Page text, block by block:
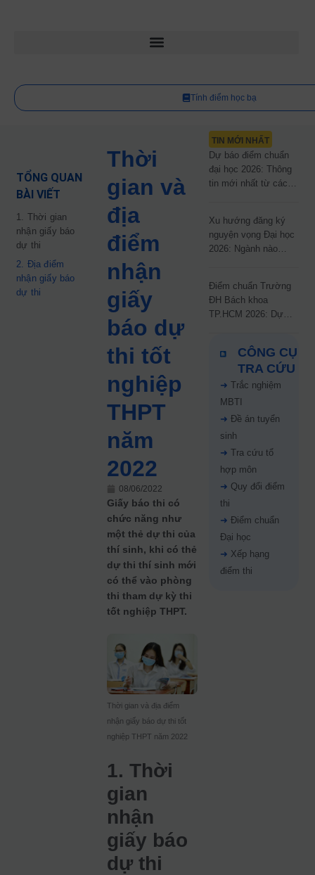
Tính điểm học bạ
TỔNG QUAN
BÀI VIẾT
1. Thời gian
nhận giấy báo
dự thi
2. Địa điểm
nhận giấy báo
dự thi
Thời
gian và
địa
điểm
nhận
giấy
báo dự
thi tốt
nghiệp
THPT
năm
2022
08/06/2022
Giấy báo thi có
chức năng như
một thẻ dự thi của
thí sinh, khi có thẻ
dự thi thí sinh mới
có thể vào phòng
thi tham dự kỳ thi
tốt nghiệp THPT.
Thời gian và địa điểm
nhận giấy báo dự thi tốt
nghiệp THPT năm 2022
1. Thời
gian
nhận
giấy báo
dự thi
TIN MỚI NHẤT
Dự báo điểm chuẩn
đại học 2026: Thông
tin mới nhất từ các
Xu hướng đăng ký
nguyện vọng Đại học
2026: Ngành nào
Điểm chuẩn Trường
ĐH Bách khoa
TP.HCM 2026: Dự
67%
CÔNG CỤ
TRA CỨU
➜ Trắc nghiệm
MBTI
➜ Đề án tuyển
sinh
➜ Tra cứu tổ
hợp môn
➜ Quy đổi điểm
thi
➜ Điểm chuẩn
Đại học
➜ Xếp hạng
điểm thi